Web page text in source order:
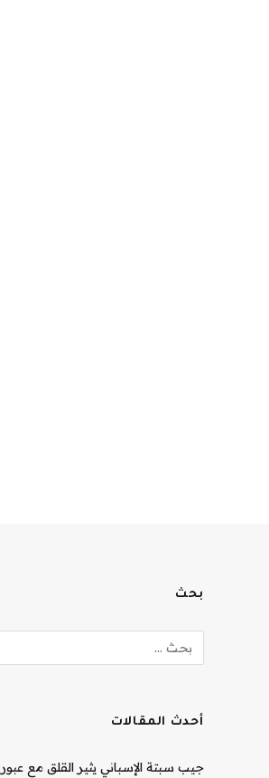
بحث
أحدث المقالات
جيب سبتة الإسباني يثير القلق مع